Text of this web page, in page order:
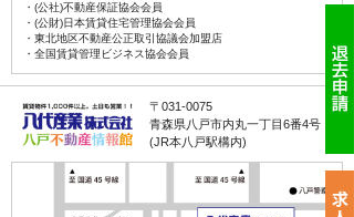
・(公社)不動産保証協会会員
・(公財)日本賃貸住宅管理協会会員
・東北地区不動産公正取引協議会加盟店
・全国賃貸管理ビジネス協会会員
〒031-0075
青森県八戸市内丸一丁目6番4号
(JR本八戸駅構内)